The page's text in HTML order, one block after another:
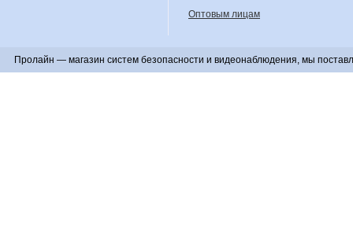
Оптовым лицам
Пролайн — магазин систем безопасности и видеонаблюдения, мы